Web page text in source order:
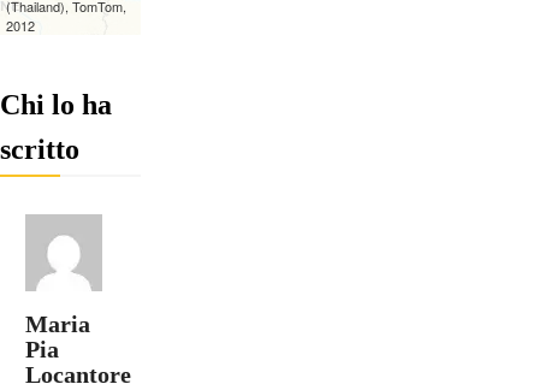
Chi lo ha
scritto
Maria
Pia
Locantore